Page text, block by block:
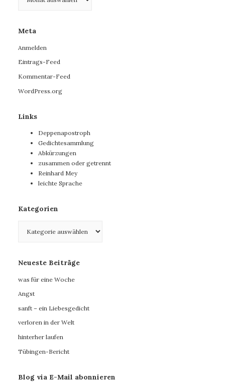
Meta
Anmelden
Eintrags-Feed
Kommentar-Feed
WordPress.org
Links
Deppenapostroph
Gedichtesammlung
Abkürzungen
zusammen oder getrennt
Reinhard Mey
leichte Sprache
Kategorien
Neueste Beiträge
was für eine Woche
Angst
sanft – ein Liebesgedicht
verloren in der Welt
hinterher laufen
Tübingen-Bericht
Blog via E-Mail abonnieren